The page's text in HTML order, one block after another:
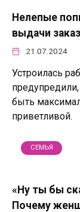
Нелепые
выдачи
21.07.2024
Устроилась
быть
приветливой.
СЕМЬЯ
«Ну ты бы
Почему